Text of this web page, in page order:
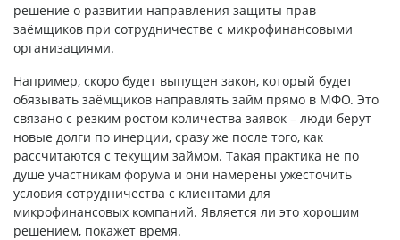
решение о развитии направления защиты прав
заёмщиков при сотрудничестве с микрофинансовыми
организациями.
Например, скоро будет выпущен закон, который будет
обязывать заёмщиков направлять займ прямо в МФО. Это
связано с резким ростом количества заявок – люди берут
новые долги по инерции, сразу же после того, как
рассчитаются с текущим займом. Такая практика не по
душе участникам форума и они намерены ужесточить
условия сотрудничества с клиентами для
микрофинансовых компаний. Является ли это хорошим
решением, покажет время.